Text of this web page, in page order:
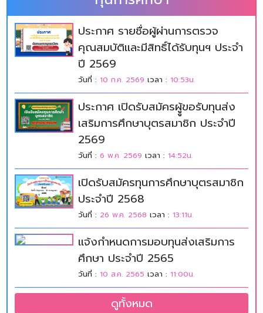
ประกาศ รายชื่อผู้ผ่านการตรวจ
คุณสมบัติและมีสิทธิ์ได้รับทุนฯ ประจำ
ปี 2569
วันที่ : 10 ก.ค. 2569 เวลา : 10:53น.
ประกาศ เปิดรับสมัครผูู้ขอรับทุนส่ง
เสริมการศึกษาบุตรสมาชิก ประจำปี
2569
วันที่ : 6 พ.ค. 2569 เวลา : 14:52น.
เปิดรับสมัครทุนการศึกษาบุตรสมาชิก
ประจำปี 2568
วันที่ : 26 พ.ค. 2568 เวลา : 13:11น.
แจ้งกำหนดการมอบทุนส่งเสริมการ
ศึกษา ประจำปี 2565
วันที่ : 10 ส.ค. 2565 เวลา : 11:00น.
ดูทั้งหมด